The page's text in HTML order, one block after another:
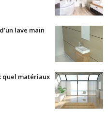
lave main
quel matériaux